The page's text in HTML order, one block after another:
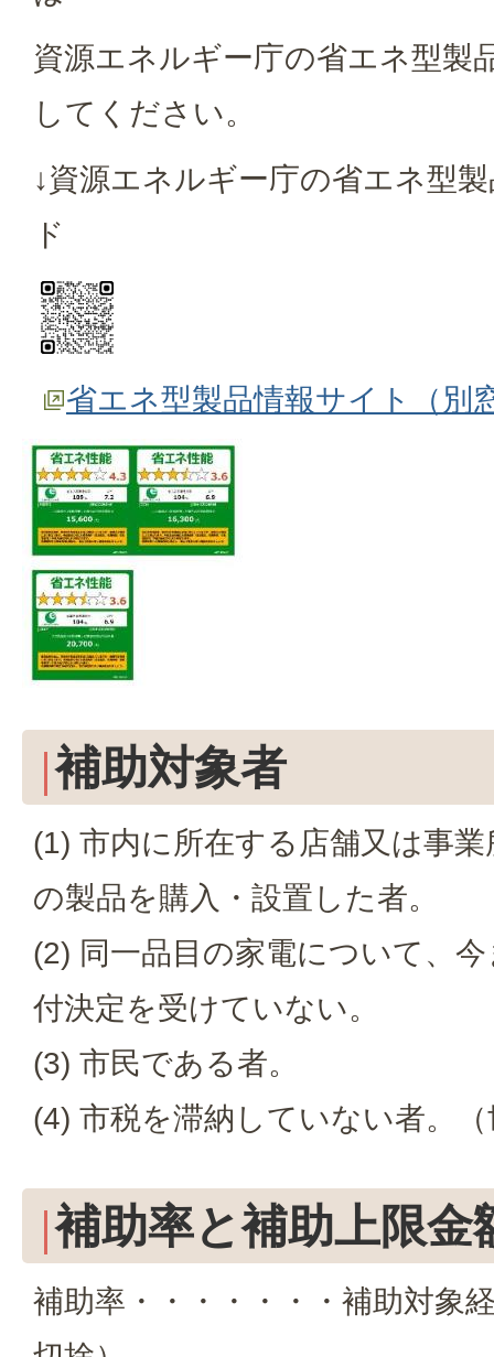
資源エネルギー庁の省エネ型製
してください。
↓資源エネルギー庁の省エネ型
ド
省エネ型製品情報サイト（別
補助対象者
(1) 市内に所在する店舗又は事
の製品を購入・設置した者。
(2) 同一品目の家電について、
付決定を受けていない。
(3) 市民である者。
(4) 市税を滞納していない者。
補助率と補助上限金
補助率・・・・・・・補助対象